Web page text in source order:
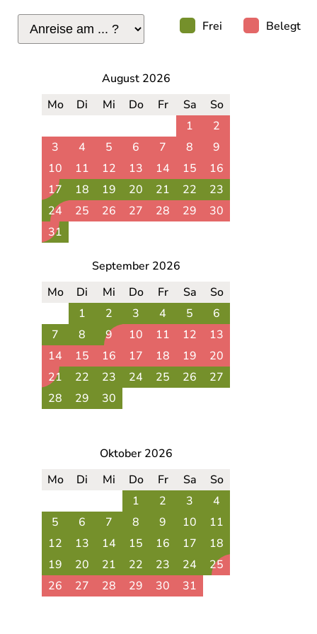
Frei Belegt
August 2026
Mo
Di Mi Do Fr Sa
So
1
2
3
4 5 6 7 8
9
10
11 12 13 14 15
16
17
18 19 20 21 22
23
24
25 26 27 28 29
30
31
September 2026
Mo
Di Mi Do Fr Sa
So
1
2 3 4 5
6
7
8 9 10 11 12
13
14
15 16 17 18 19
20
21
22 23 24 25 26
27
28
29 30
Oktober 2026
Mo
Di Mi Do Fr Sa
So
1
2 3
4
5
6 7 8 9 10
11
12
13 14 15 16 17
18
19
20 21 22 23 24
25
26
27 28 29 30 31